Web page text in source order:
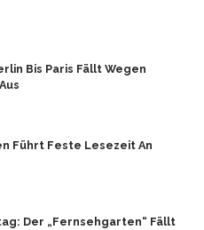
Bis Paris Fällt Wegen
Führt Feste Lesezeit An
Der „Fernsehgarten“ Fällt